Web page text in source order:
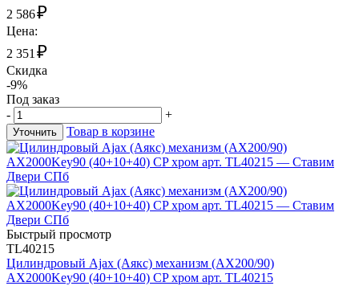
2 586₽
Цена:
2 351₽
Скидка
-9%
Под заказ
-
+
Уточнить Товар в корзине
Быстрый просмотр
TL40215
Цилиндровый Ajax (Аякс) механизм (AX200/90)
AX2000Key90 (40+10+40) CP хром арт. TL40215